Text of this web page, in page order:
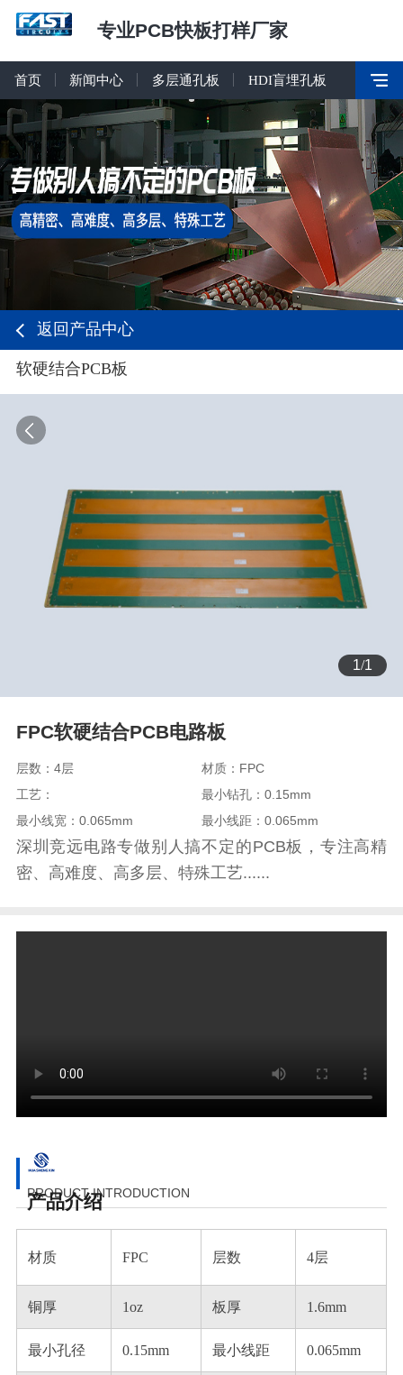
专业PCB快板打样厂家
首页 新闻中心 多层通孔板 HDI盲埋孔板
返回产品中心
软硬结合PCB板
1/1
FPC软硬结合PCB电路板
层数：4层
材质：FPC
工艺：
最小钻孔：0.15mm
最小线宽：0.065mm
最小线距：0.065mm
深圳竞远电路专做别人搞不定的PCB板，专注高精
密、高难度、高多层、特殊工艺......
产品介绍
PRODUCT INTRODUCTION
材质 FPC 层数 4层
铜厚 1oz 板厚 1.6mm
最小孔径 0.15mm 最小线距 0.065mm